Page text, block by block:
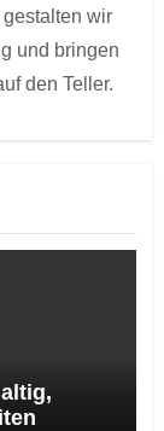
wir
und bringen
den Teller.